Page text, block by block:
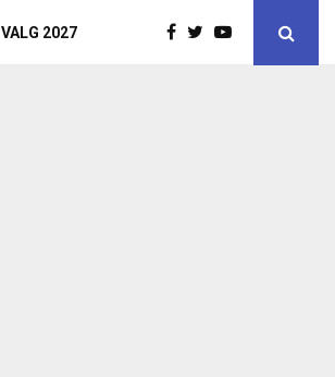
VALG 2027